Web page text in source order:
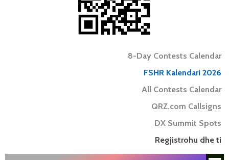
8-Day Contests Calendar
FSHR Kalendari 2026
All Contests Calendar
QRZ.com Callsigns
DX Summit Spots
Regjistrohu dhe ti